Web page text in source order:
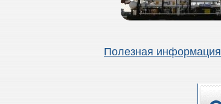
Полезная информация